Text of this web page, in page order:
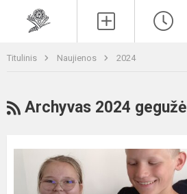
Titulinis Naujienos 2024
RSS
Archyvas 2024 gegužė
Inžineriniai
sprendimai